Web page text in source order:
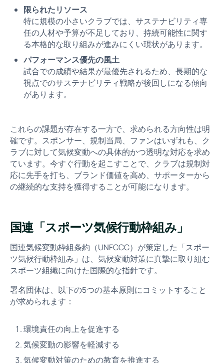
限られたリソース
特に規模の小さいクラブでは、サステナビリティ専
任の人材や予算が不足しており、持続可能性に関す
る本格的な取り組みが進みにくい現状があります。
パフォーマンス優先の風土
試合での成績や結果が最優先されるため、長期的な
視点でのサステナビリティ戦略が後回しになる傾向
があります。
これらの課題が存在する一方で、求められる方向性は明
確です。スポンサー、規制当局、ファンはいずれも、ク
ラブに対して気候変動への具体的かつ透明な対応を求め
ています。今すぐ行動を起こすことで、クラブは規制対
応に先手を打ち、ブランド価値を高め、サポーターから
の継続的な支持を獲得することが可能になります。
国連「スポーツ気候行動枠組み」
国連気候変動枠組条約（UNFCCC）が策定した「スポー
ツ気候行動枠組み」は、気候変動対策に真摯に取り組む
スポーツ組織に向けた国際的な指針です。
署名団体は、以下の5つの基本原則にコミットすること
が求められます：
環境責任の向上を促進する
気候変動の影響を軽減する
気候変動対策のための教育を推進する